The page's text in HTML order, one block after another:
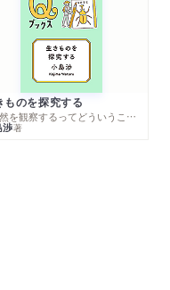
ものを探究する
─自然を観察するってどういうこと？
渉著